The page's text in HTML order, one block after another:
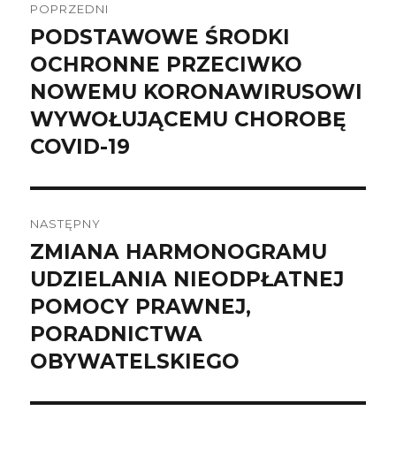
wpisu
POPRZEDNI
Poprzedni
wpis:
PODSTAWOWE ŚRODKI
OCHRONNE PRZECIWKO
NOWEMU KORONAWIRUSOWI
WYWOŁUJĄCEMU CHOROBĘ
COVID-19
NASTĘPNY
Następny
wpis:
ZMIANA HARMONOGRAMU
UDZIELANIA NIEODPŁATNEJ
POMOCY PRAWNEJ,
PORADNICTWA
OBYWATELSKIEGO